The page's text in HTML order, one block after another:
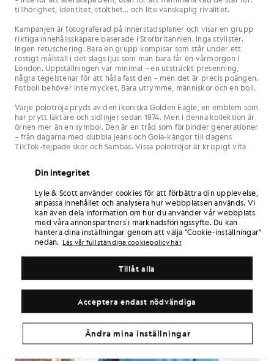
tillhörighet, identitet, stolthet… och lite vänskaplig rivalitet.
Kampanjen är fotograferad på innerstadsplaner och visar en grupp
riktiga innehållsskapare baserade i Storbritannien. Inga stylister.
Ingen retuschering. Bara en grupp kompisar som står under ett
rostigt målställ i det slags ljus som man bara får en vårmorgon i
London. Uppställningen var minimal – en utsträckt presenning,
några tegelstenar för att hålla fast den – men det är precis poängen.
Fotboll behöver inte mycket. Bara utrymme, människor och en boll.
Varje polotröja pryds av den ikoniska Golden Eagle, en emblem som
har prytt läktare och sidlinjer sedan 1874. Men i denna kollektion är
örnen mer än en symbol. Den är en tråd som förbinder generationer
– från dagarna med dubbla jeans och Gola-kängor till dagens
TikTok-tejpade skor och Sambas. Vissa polotröjor är krispigt vita
flaggor i en bar vid Medelhavet.
Din integritet
Lyle & Scott använder cookies för att förbättra din upplevelse,
anpassa innehållet och analysera hur webbplatsen används. Vi
kan även dela information om hur du använder vår webbplats
med våra annonspartners i marknadsföringssyfte. Du kan
hantera dina inställningar genom att välja ”Cookie-inställningar”
nedan. Läs vår fullständiga cookiepolicy här
Acceptera endast nödvändiga
Tillåt alla
Ändra mina inställningar